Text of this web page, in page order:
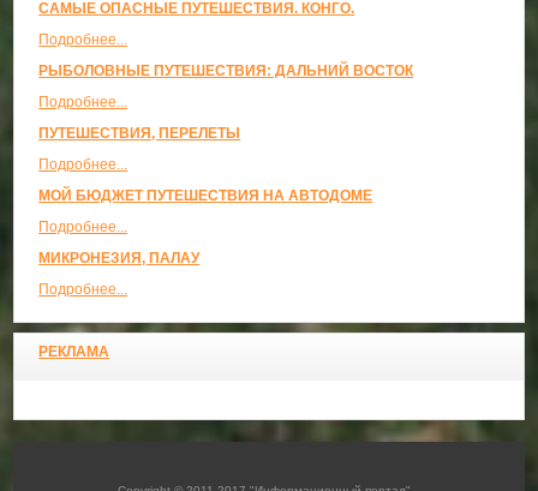
САМЫЕ ОПАСНЫЕ ПУТЕШЕСТВИЯ. КОНГО.
Подробнее...
РЫБОЛОВНЫЕ ПУТЕШЕСТВИЯ: ДАЛЬНИЙ ВОСТОК
Подробнее...
ПУТЕШЕСТВИЯ, ПЕРЕЛЕТЫ
Подробнее...
МОЙ БЮДЖЕТ ПУТЕШЕСТВИЯ НА АВТОДОМЕ
Подробнее...
МИКРОНЕЗИЯ, ПАЛАУ
Подробнее...
РЕКЛАМА